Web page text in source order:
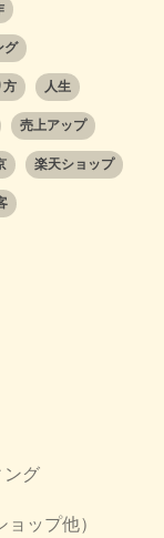
グ
方 人生
売上アップ
楽天ショップ
ング
ップ他）